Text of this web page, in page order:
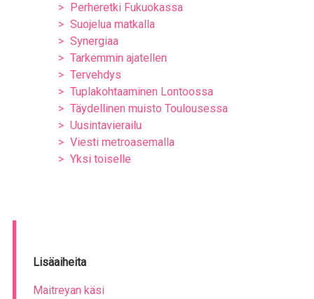
Perheretki Fukuokassa
Suojelua matkalla
Synergiaa
Tarkemmin ajatellen
Tervehdys
Tuplakohtaaminen Lontoossa
Täydellinen muisto Toulousessa
Uusintavierailu
Viesti metroasemalla
Yksi toiselle
Lisäaiheita
Maitreyan käsi